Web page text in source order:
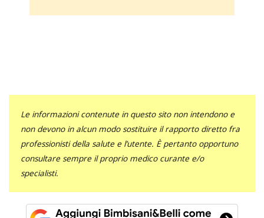
Le informazioni contenute in questo sito non intendono e
non devono in alcun modo sostituire il rapporto diretto fra
professionisti della salute e l’utente. È pertanto opportuno
consultare sempre il proprio medico curante e/o
specialisti.